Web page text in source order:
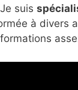
suis
à divers